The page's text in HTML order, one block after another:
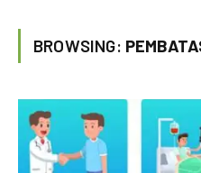
BROWSING: